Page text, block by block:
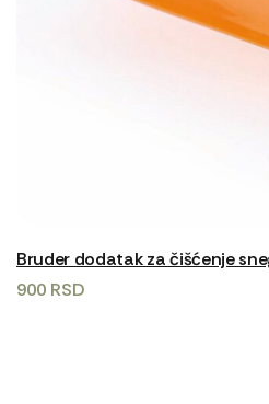
Bruder dodatak za čišćenje
900 RSD